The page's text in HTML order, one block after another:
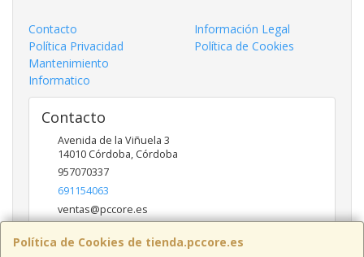
Política de Cookies de tienda.pccore.es
Contacto
Información Legal
Política Privacidad
Política de Cookies
Mantenimiento
Informatico
Contacto
Avenida de la Viñuela 3
14010 Córdoba, Córdoba
957070337
691154063
ventas@pccore.es